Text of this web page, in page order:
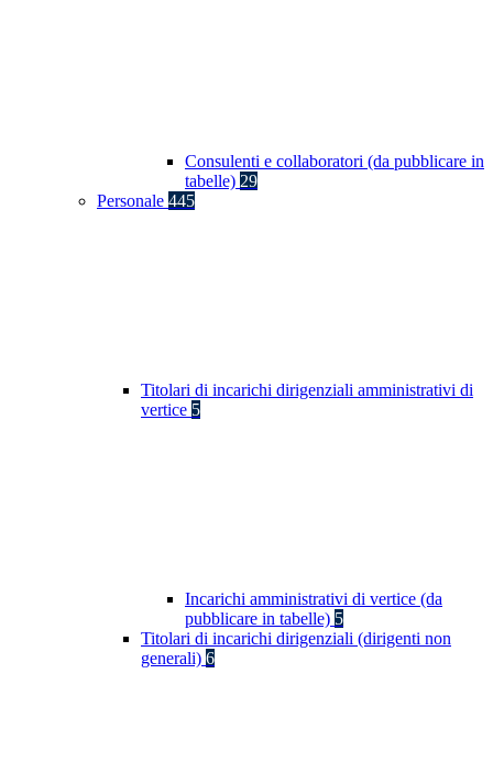
Consulenti e collaboratori (da pubblicare in
tabelle) 29
Personale 445
Titolari di incarichi dirigenziali amministrativi di
vertice 5
Incarichi amministrativi di vertice (da
pubblicare in tabelle) 5
Titolari di incarichi dirigenziali (dirigenti non
generali) 6